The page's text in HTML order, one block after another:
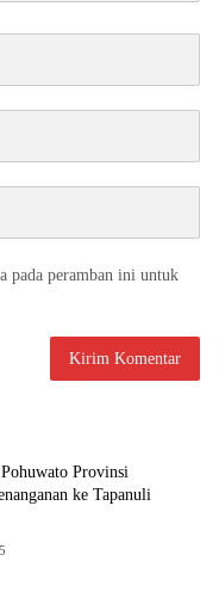
pada peramban ini untuk
Provinsi
ke Tapanuli